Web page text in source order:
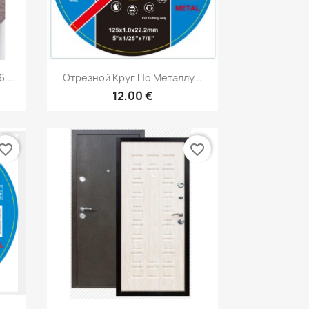
Быстрый просмотр
Отрезной Круг По Металлу...
12,00 €
favorite_border